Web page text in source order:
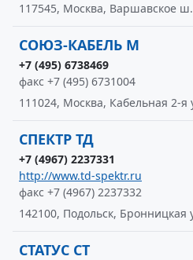
117545, Москва, Варшавское
СОЮЗ-КАБЕЛЬ М
+7 (495) 6738469
факс +7 (495) 6731004
111024, Москва, Кабельная 2-я
СПЕКТР ТД
+7 (4967) 2237331
http://www.td-spektr.ru
факс +7 (4967) 2237332
142100, Подольск, Бронницкая
СТАТУС СТ